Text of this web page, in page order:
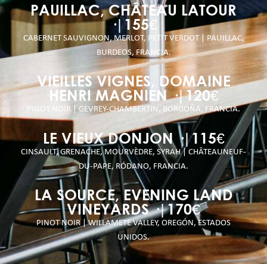
PAUILLAC, CHÂTEAU LATOUR
·|155€
CABERNET SAUVIGNON, MERLOT, PETIT VERDOT | PAUILLAC,
BURDEOS, FRANCIA.
VIEILLES VIGNES, DOMAINE
HENRI MAGNIEN ·|120€
PINOT NOIR | GEVREY-CHAMBERTIN, BORGOÑA, FRANCIA.
LE VIEUX DONJON ·|115€
CINSAULT, GRENACHE, MOURVÈDRE, SYRAH | CHÂTEAUNEUF-
DU-PAPE, RÓDANO, FRANCIA.
LA SOURCE, EVENING LAND
VINEYARDS ·|170€
PINOT NOIR | WILLAMETE VALLEY, OREGÓN, ESTADOS
UNIDOS.